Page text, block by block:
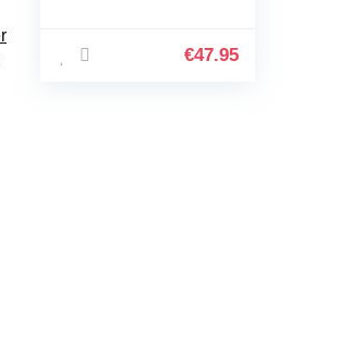
Koffie, OptiBrew-
€47.95